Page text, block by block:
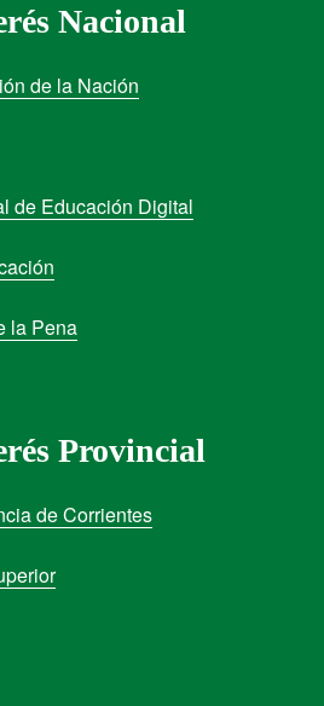
Nacional
de la Nación
de Educación Digital
la Pena
Provincial
de Corrientes